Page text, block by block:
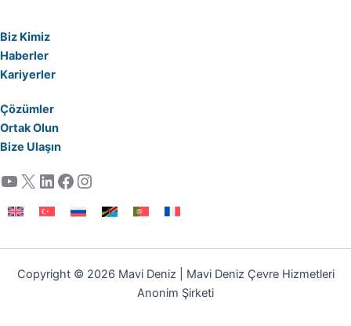
Biz Kimiz
Haberler
Kariyerler
Çözümler
Ortak Olun
Bize Ulaşın
YouTube X LinkedIn Facebook Instagram
Copyright © 2026 Mavi Deniz | Mavi Deniz Çevre Hizmetleri
Anonim Şirketi